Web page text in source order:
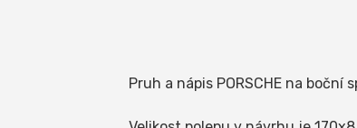
Pruh a nápis PORSCHE na